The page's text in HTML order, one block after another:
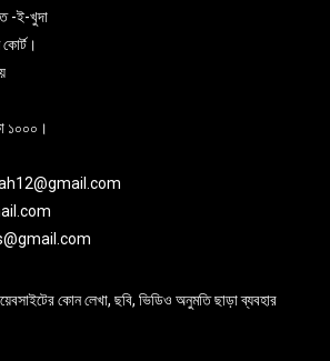
-ই-খুদা
১০০০।
কোন লেখা, ছবি, ভিডিও অনুমতি ছাড়া ব্যবহার